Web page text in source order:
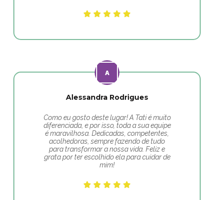
Alessandra Rodrigues
Como eu gosto deste lugar! A Tati é muito
diferenciada, e por isso, toda a sua equipe
é maravilhosa. Dedicadas, competentes,
acolhedoras, sempre fazendo de tudo
para transformar a nossa vida. Feliz e
grata por ter escolhido ela para cuidar de
mim!